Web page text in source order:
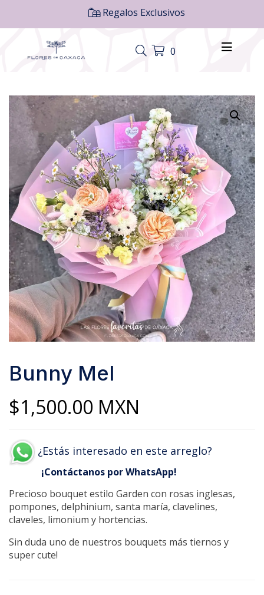
Regalos Exclusivos
0
Bunny Mel
$1,500.00 MXN
¿Estás interesado en este arreglo?
¡Contáctanos por WhatsApp!
Precioso bouquet estilo Garden con rosas inglesas,
pompones, delphinium, santa maría, clavelines,
claveles, limonium y hortencias.
Sin duda uno de nuestros bouquets más tiernos y
super cute!